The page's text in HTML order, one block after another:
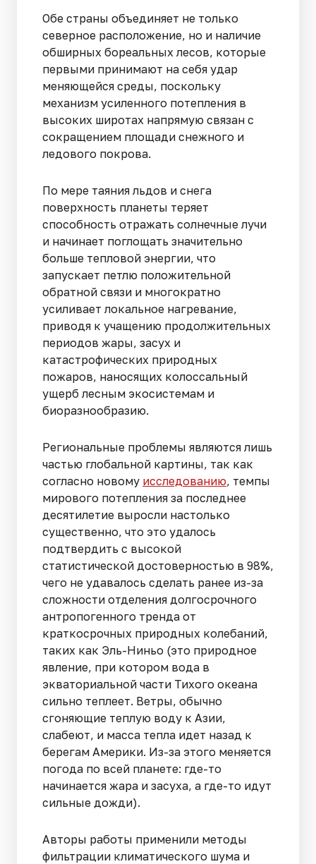
Обе страны объединяет не только
северное расположение, но и наличие
обширных бореальных лесов, которые
первыми принимают на себя удар
меняющейся среды, поскольку
механизм усиленного потепления в
высоких широтах напрямую связан с
сокращением площади снежного и
ледового покрова.
По мере таяния льдов и снега
поверхность планеты теряет
способность отражать солнечные лучи
и начинает поглощать значительно
больше тепловой энергии, что
запускает петлю положительной
обратной связи и многократно
усиливает локальное нагревание,
приводя к учащению продолжительных
периодов жары, засух и
катастрофических природных
пожаров, наносящих колоссальный
ущерб лесным экосистемам и
биоразнообразию.
Региональные проблемы являются лишь
частью глобальной картины, так как
согласно новому исследованию, темпы
мирового потепления за последнее
десятилетие выросли настолько
существенно, что это удалось
подтвердить с высокой
статистической достоверностью в 98%,
чего не удавалось сделать ранее из-за
сложности отделения долгосрочного
антропогенного тренда от
краткосрочных природных колебаний,
таких как Эль-Ниньо (это природное
явление, при котором вода в
экваториальной части Тихого океана
сильно теплеет. Ветры, обычно
сгоняющие теплую воду к Азии,
слабеют, и масса тепла идет назад к
берегам Америки. Из-за этого меняется
погода по всей планете: где-то
начинается жара и засуха, а где-то идут
сильные дожди).
Авторы работы применили методы
фильтрации климатического шума и